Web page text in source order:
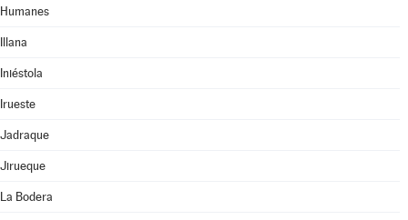
Humanes
Illana
Iniéstola
Irueste
Jadraque
Jirueque
La Bodera